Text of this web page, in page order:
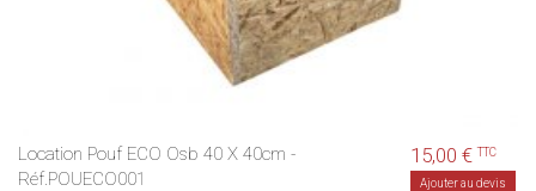
Location Pouf ECO Osb 40 X 40cm -
Réf.POUECO001
15,00 €TTC
Ajouter au devis